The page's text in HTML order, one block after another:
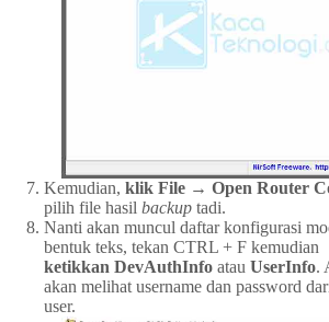
Kemudian, klik File → Open Router
pilih file hasil backup tadi.
Nanti akan muncul daftar konfigurasi
bentuk teks, tekan CTRL + F kemudian
ketikkan DevAuthInfo atau UserInfo.
akan melihat username dan password
user.